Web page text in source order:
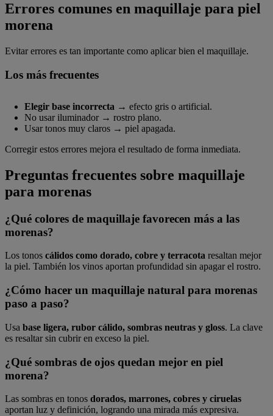
Errores comunes en maquillaje para piel
morena
Evitar errores es tan importante como aplicar bien el maquillaje.
Los más frecuentes
Elegir base incorrecta → efecto gris o artificial.
No usar iluminador → rostro plano.
Usar tonos muy claros → piel apagada.
Corregir estos errores mejora el resultado de forma inmediata.
Preguntas frecuentes sobre maquillaje
para morenas
¿Qué colores de maquillaje favorecen más a las
morenas?
Los tonos cálidos como dorado, cobre y terracota resaltan mejor
la piel. También los vinos aportan profundidad sin apagar el rostro.
¿Cómo hacer un maquillaje natural para morenas
paso a paso?
Usa base ligera, rubor cálido, sombras neutras y gloss. La clave
es resaltar sin cubrir en exceso la piel.
¿Qué sombras de ojos quedan mejor en piel
morena?
Las sombras en tonos dorados, marrones, cobres y ciruelas
aportan luz y definición, logrando una mirada más expresiva.